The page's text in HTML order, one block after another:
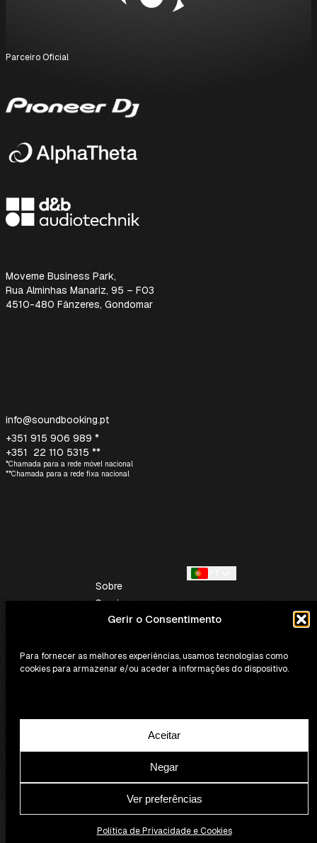
Gerir o Consentimento
Para fornecer as melhores experiências, usamos tecnologias como
cookies para armazenar e/ou aceder a informações do dispositivo.
Aceitar
Negar
Ver preferências
Política de Privacidade e Cookies
Parceiro Oficial
Moveme Business Park,
Rua Alminhas Manariz, 95 – F03
4510-480 Fânzeres, Gondomar
info@soundbooking.pt
+351 915 906 989 *
+351 22 110 5315 **
*Chamada para a rede móvel nacional
**Chamada para a rede fixa nacional
Sobre
Serviços
Contactos
Política de Privacidade e Cookies